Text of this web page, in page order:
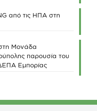
από τις ΗΠΑ στη
Μονάδα
παρουσία του
Εμπορίας